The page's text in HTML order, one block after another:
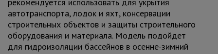
автотранспорта, лодок и яхт, консервации
строительных объектов и защиты строительного
оборудования и материала. Модель подойдет
для гидроизоляции бассейнов в осенне-зимний